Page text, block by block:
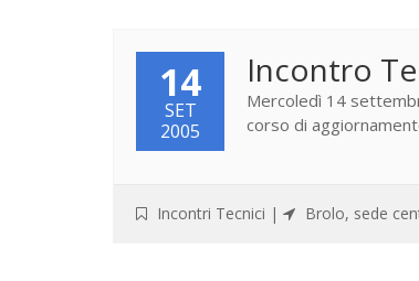
14
SET
2005
Incontro
Mercoledì 14
corso di
Incontri Tecnici | Brolo, sede